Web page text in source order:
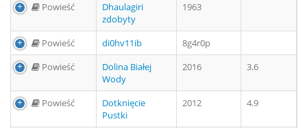
Powieść
Dhaulagiri
zdobyty
1963
Powieść di0hv11ib
8g4r0p
Powieść
Dolina Białej
Wody
2016 3.6
Powieść
Dotknięcie
Pustki
2012 4.9